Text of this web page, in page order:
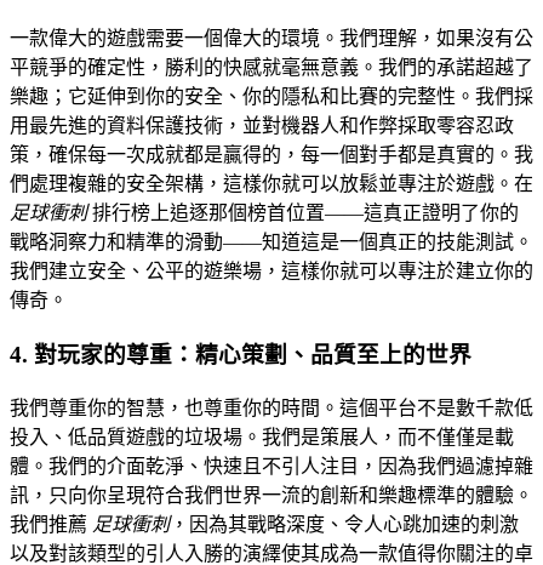
一款偉大的遊戲需要一個偉大的環境。我們理解，如果沒有公
平競爭的確定性，勝利的快感就毫無意義。我們的承諾超越了
樂趣；它延伸到你的安全、你的隱私和比賽的完整性。我們採
用最先進的資料保護技術，並對機器人和作弊採取零容忍政
策，確保每一次成就都是贏得的，每一個對手都是真實的。我
們處理複雜的安全架構，這樣你就可以放鬆並專注於遊戲。在
足球衝刺排行榜上追逐那個榜首位置——這真正證明了你的
戰略洞察力和精準的滑動——知道這是一個真正的技能測試。
我們建立安全、公平的遊樂場，這樣你就可以專注於建立你的
傳奇。
4. 對玩家的尊重：精心策劃、品質至上的世界
我們尊重你的智慧，也尊重你的時間。這個平台不是數千款低
投入、低品質遊戲的垃圾場。我們是策展人，而不僅僅是載
體。我們的介面乾淨、快速且不引人注目，因為我們過濾掉雜
訊，只向你呈現符合我們世界一流的創新和樂趣標準的體驗。
我們推薦 足球衝刺，因為其戰略深度、令人心跳加速的刺激
以及對該類型的引人入勝的演繹使其成為一款值得你關注的卓